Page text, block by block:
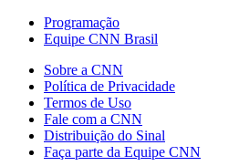
Programação
Equipe CNN Brasil
Sobre a CNN
Política de Privacidade
Termos de Uso
Fale com a CNN
Distribuição do Sinal
Faça parte da Equipe CNN